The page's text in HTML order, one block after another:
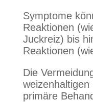
Symptome
Reaktionen
Juckreiz) bis
Reaktionen
Die
primäre